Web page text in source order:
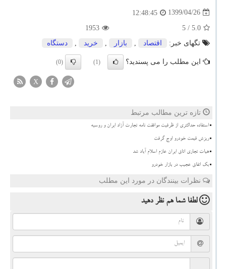
1399/04/26
12:48:45
5.0
/ 5
1953
تگهای خبر:
اقتصاد , بازار , خرید , دستگاه
این مطلب را می پسندید؟ (1)
(0)
X
تازه ترین مطالب مرتبط
استفاده حداکثری از ظرفیت موافقت نامه تجارت آزاد ایران و روسیه
ریزش قیمت خودرو اوج گرفت
هیات تجاری اتاق ایران عازم اسلام آباد شد
بک اتفاق عجیب در بازار خودرو
نظرات بینندگان در مورد این مطلب
لطفا شما همنظر دهید